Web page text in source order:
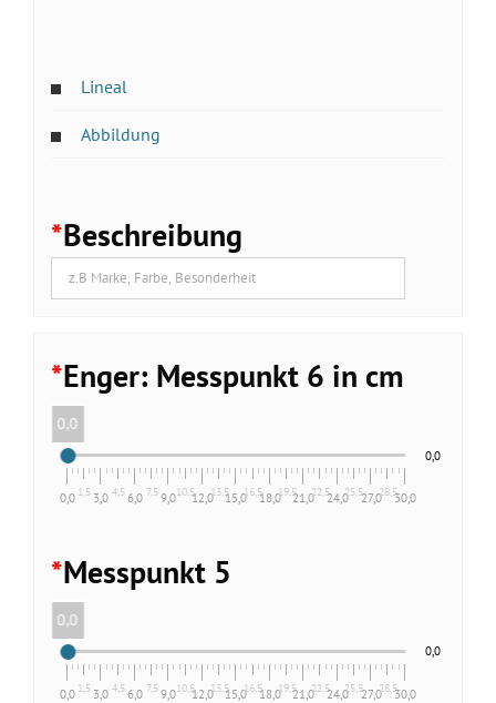
Lineal
Abbildung
*Beschreibung
*Enger: Messpunkt 6 in cm
0,0
0,0 1,5 3,0 4,5 6,0 7,5 9,010,512,013,515,016,518,019,521,022,524,025,527,028,530,0
0,0
*Messpunkt 5
0,0
0,0 1,5 3,0 4,5 6,0 7,5 9,010,512,013,515,016,518,019,521,022,524,025,527,028,530,0
0,0